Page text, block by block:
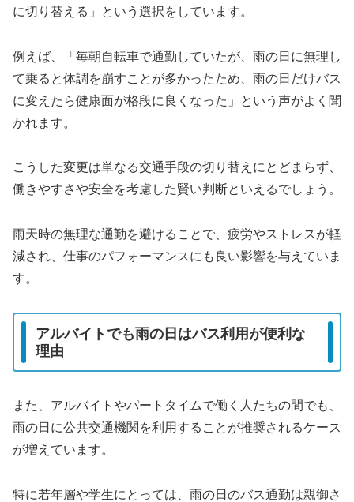
に切り替える」という選択をしています。
例えば、「毎朝自転車で通勤していたが、雨の日に無理し
て乗ると体調を崩すことが多かったため、雨の日だけバス
に変えたら健康面が格段に良くなった」という声がよく聞
かれます。
こうした変更は単なる交通手段の切り替えにとどまらず、
働きやすさや安全を考慮した賢い判断といえるでしょう。
雨天時の無理な通勤を避けることで、疲労やストレスが軽
減され、仕事のパフォーマンスにも良い影響を与えていま
す。
アルバイトでも雨の日はバス利用が便利な
理由
また、アルバイトやパートタイムで働く人たちの間でも、
雨の日に公共交通機関を利用することが推奨されるケース
が増えています。
特に若年層や学生にとっては、雨の日のバス通勤は親御さ